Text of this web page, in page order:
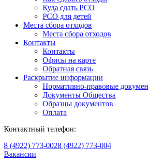
Куда сдать РСО
РСО для детей
Места сбора отходов
Места сбора отходов
Контакты
Контакты
Офисы на карте
Обратная связь
Раскрытие информации
Нормативно-правовые
Документы Общества
Образцы документов
Оплата
Контактный телефон:
8 (4922) 773-0028 (4922) 773-004
Вакансии